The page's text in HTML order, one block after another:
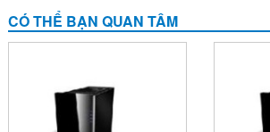
CÓ THỂ BẠN QUAN TÂM